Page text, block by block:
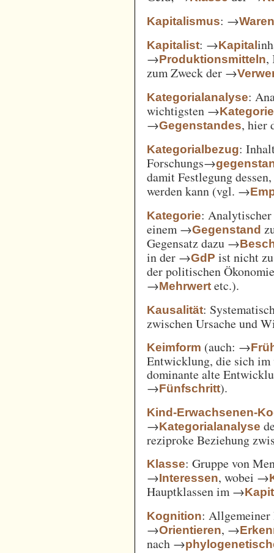
Kapitalismus: →
Kapitalist: →Kapital
→Produktionsmitteln,
zum Zweck der →
Kategorialanalyse:
wichtigsten →
→Gegenstandes, hier
Kategorialbezug:
Forschungs→
damit Festlegung
werden kann (vgl. →
Kategorie:
einem →Gegenstand
Gegensatz dazu →
in der →GdP ist nicht
der politischen
→Mehrwert etc.).
Kausalität:
zwischen Ursache und
Keimform (auch: →
Entwicklung, die sich im
dominante alte
→Fünfschritt).
Kind-Erwachsenen-
→Kategorialanalyse
reziproke Beziehung
Klasse: Gruppe von
→Interessen, wobei →
Hauptklassen im →
Kognition: Allgemeiner
→Orientieren, →
nach →